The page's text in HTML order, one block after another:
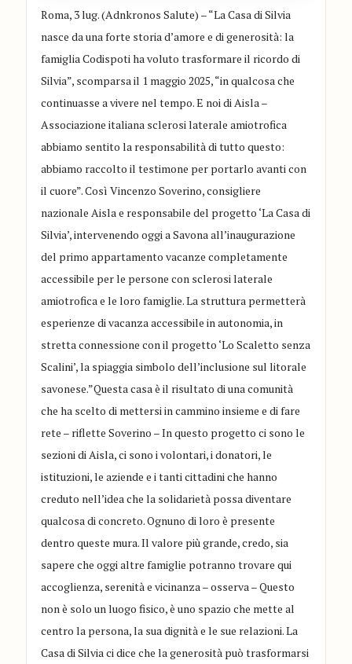
Roma, 3 lug. (Adnkronos Salute) – “La Casa di Silvia
nasce da una forte storia d’amore e di generosità: la
famiglia Codispoti ha voluto trasformare il ricordo di
Silvia”, scomparsa il 1 maggio 2025, “in qualcosa che
continuasse a vivere nel tempo. E noi di Aisla –
Associazione italiana sclerosi laterale amiotrofica
abbiamo sentito la responsabilità di tutto questo:
abbiamo raccolto il testimone per portarlo avanti con
il cuore”. Così Vincenzo Soverino, consigliere
nazionale Aisla e responsabile del progetto ‘La Casa di
Silvia’, intervenendo oggi a Savona all’inaugurazione
del primo appartamento vacanze completamente
accessibile per le persone con sclerosi laterale
amiotrofica e le loro famiglie. La struttura permetterà
esperienze di vacanza accessibile in autonomia, in
stretta connessione con il progetto ‘Lo Scaletto senza
Scalini’, la spiaggia simbolo dell’inclusione sul litorale
savonese.”Questa casa è il risultato di una comunità
che ha scelto di mettersi in cammino insieme e di fare
rete – riflette Soverino – In questo progetto ci sono le
sezioni di Aisla, ci sono i volontari, i donatori, le
istituzioni, le aziende e i tanti cittadini che hanno
creduto nell’idea che la solidarietà possa diventare
qualcosa di concreto. Ognuno di loro è presente
dentro queste mura. Il valore più grande, credo, sia
sapere che oggi altre famiglie potranno trovare qui
accoglienza, serenità e vicinanza – osserva – Questo
non è solo un luogo fisico, è uno spazio che mette al
centro la persona, la sua dignità e le sue relazioni. La
Casa di Silvia ci dice che la generosità può trasformarsi